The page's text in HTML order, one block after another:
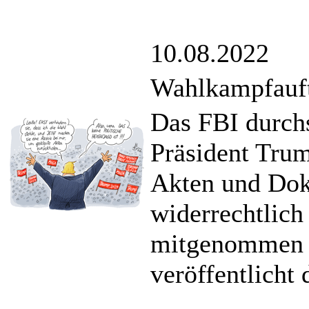
10.08.2022
Das FBI
Präsident
Akten und
widerrechtlich
veröffentlicht